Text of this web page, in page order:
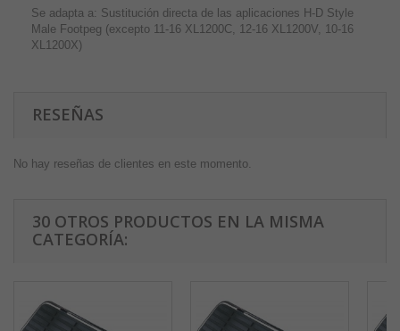
Se adapta a: Sustitución directa de las aplicaciones H-D Style
Male Footpeg (excepto 11-16 XL1200C, 12-16 XL1200V, 10-16
XL1200X)
RESEÑAS
No hay reseñas de clientes en este momento.
30 OTROS PRODUCTOS EN LA MISMA
CATEGORÍA: